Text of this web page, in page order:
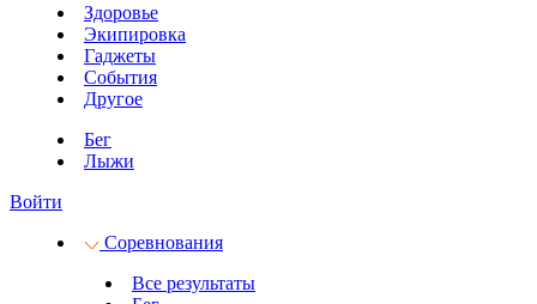
Здоровье
Экипировка
Гаджеты
События
Другое
Бег
Лыжи
Войти
Соревнования
Все результаты